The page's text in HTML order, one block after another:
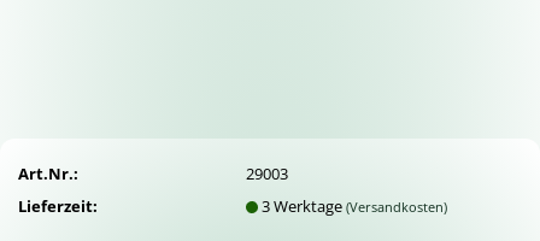
Art.Nr.:
29003
Lieferzeit:
3 Werktage(Versandkosten)